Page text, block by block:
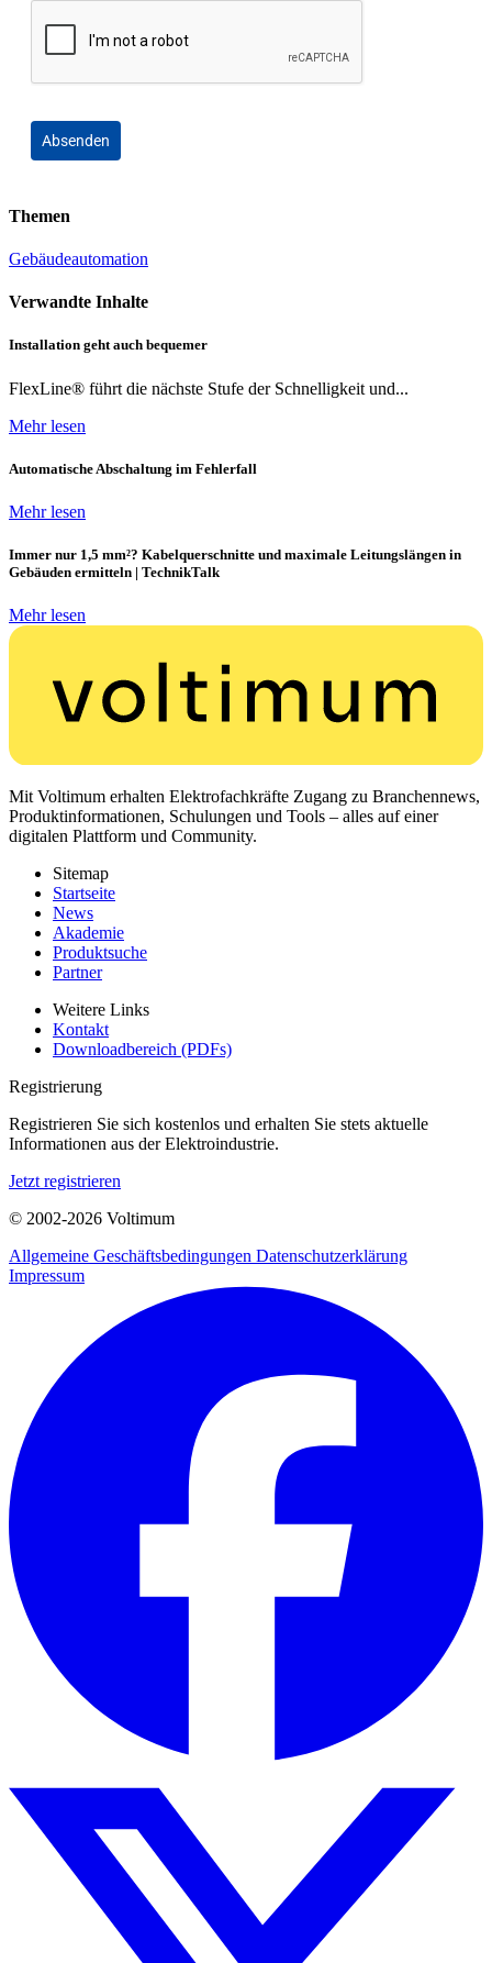
Absenden
Themen
Gebäudeautomation
Verwandte Inhalte
Installation geht auch bequemer
FlexLine® führt die nächste Stufe der Schnelligkeit und...
Mehr lesen
Automatische Abschaltung im Fehlerfall
Mehr lesen
Immer nur 1,5 mm²? Kabelquerschnitte und maximale Leitungslängen in
Gebäuden ermitteln | TechnikTalk
Mehr lesen
Mit Voltimum erhalten Elektrofachkräfte Zugang zu Branchennews,
Produktinformationen, Schulungen und Tools – alles auf einer
digitalen Plattform und Community.
Sitemap
Startseite
News
Akademie
Produktsuche
Partner
Weitere Links
Kontakt
Downloadbereich (PDFs)
Registrierung
Registrieren Sie sich kostenlos und erhalten Sie stets aktuelle
Informationen aus der Elektroindustrie.
Jetzt registrieren
© 2002-2026 Voltimum
Allgemeine Geschäftsbedingungen Datenschutzerklärung
Impressum